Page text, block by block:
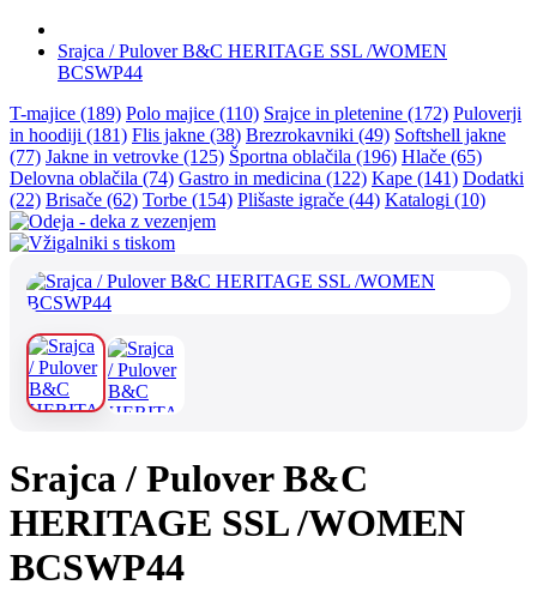
Srajca / Pulover B&C HERITAGE SSL /WOMEN
BCSWP44
T-majice (189) Polo majice (110) Srajce in pletenine (172) Puloverji
in hoodiji (181) Flis jakne (38) Brezrokavniki (49) Softshell jakne
(77) Jakne in vetrovke (125) Športna oblačila (196) Hlače (65)
Delovna oblačila (74) Gastro in medicina (122) Kape (141) Dodatki
(22) Brisače (62) Torbe (154) Plišaste igrače (44) Katalogi (10)
Srajca / Pulover B&C
HERITAGE SSL /WOMEN
BCSWP44